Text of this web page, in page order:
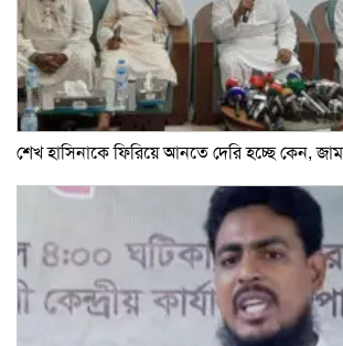
শেখ হাসিনাকে ফিরিয়ে আনতে দেরি হচ্ছে কেন,